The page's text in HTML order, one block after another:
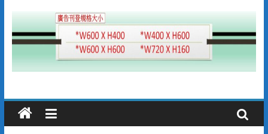
用「台灣電力APP」查詢